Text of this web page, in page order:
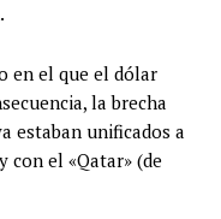
en el que el dólar
la brecha
estaban unificados a
con el «Qatar» (de